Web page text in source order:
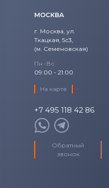
МОСКВА
г. Москва, ул.
Ткацкая, 5с3,
(м. Семеновская)
Пн.-Вс.
09:00 - 21:00
На карте
+7 495 118 42 86
Обратный
звонок